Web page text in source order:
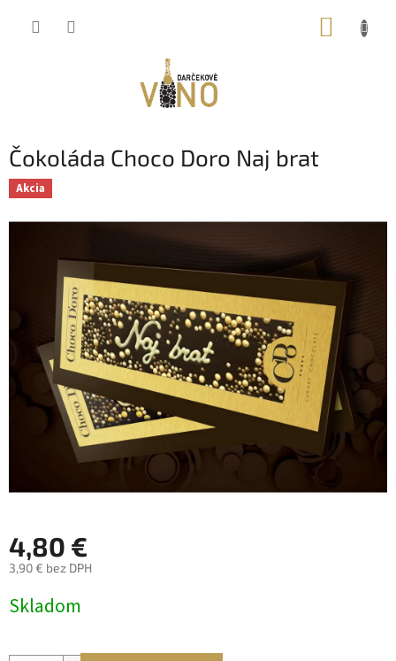
Čokoláda Choco Doro Naj brat
Akcia
4,80 €
3,90 € bez DPH
cena:
Skladom